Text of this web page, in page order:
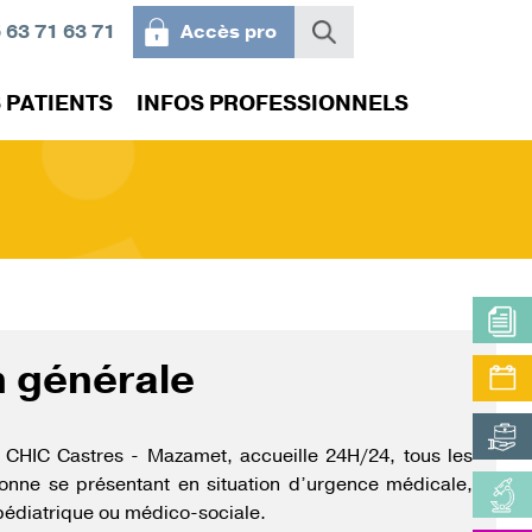
63 71 63 71 Accès pro
: nos
PATIENTS INFOS PROFESSIONNELS
générale
Castres - Mazamet, accueille 24H/24, tous les
se présentant en situation d’urgence médicale,
ou médico-sociale.